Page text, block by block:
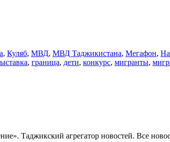
, Куляб, МВД, МВД Таджикистана, Мегафон,
, граница, дети, конкурс, мигранты,
Таджикский агрегатор новостей. Все